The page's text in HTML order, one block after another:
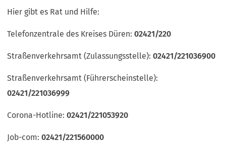
neuen
Hier gibt es Rat und Hilfe:
Telefonzentrale des Kreises Düren:02421/220
Straßenverkehrsamt (Zulassungsstelle):02421/221036900
Straßenverkehrsamt (Führerscheinstelle):
02421/221036999
Corona-Hotline:02421/221053920
Job-com:02421/221560000